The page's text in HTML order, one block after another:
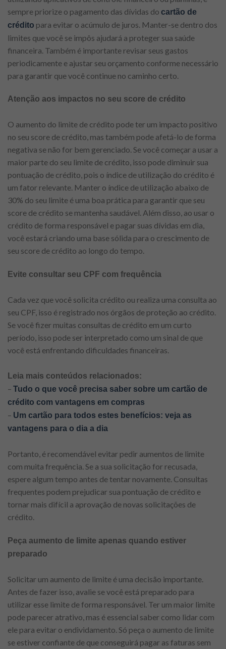
sempre priorize o pagamento das dívidas do cartão de
crédito para evitar o acúmulo de juros. Manter-se dentro dos
limites que você se impôs ajudará a proteger sua saúde
financeira. Também é importante revisar seus gastos
periodicamente e ajustar seu orçamento conforme necessário
para garantir que você continue no caminho certo.
Atenção aos impactos no seu score de crédito
O aumento do limite de crédito pode ter um impacto positivo
no seu score de crédito, mas também pode afetá-lo de forma
negativa se não for bem gerenciado. Se você começar a usar a
maior parte do seu limite de crédito, isso pode diminuir sua
pontuação de crédito, pois o índice de utilização do crédito é
um fator relevante. Manter o índice de utilização abaixo de
30% do seu limite é uma boa prática para garantir que seu
score de crédito se mantenha saudável. Além disso, ao usar o
crédito de forma responsável e pagar suas dívidas em dia,
você estará criando uma base sólida para o crescimento de
seu score de crédito ao longo do tempo.
Evite consultar seu CPF com frequência
Cada vez que você solicita crédito ou realiza uma consulta ao
seu CPF, isso é registrado nos órgãos de proteção ao crédito.
Se você fizer muitas consultas de crédito em um curto
período, isso pode ser interpretado como um sinal de que
você está enfrentando dificuldades financeiras.
Leia mais conteúdos relacionados:
– Tudo o que você precisa saber sobre um cartão de
crédito com vantagens em compras
– Um cartão para todos estes benefícios: veja as
vantagens para o dia a dia
Portanto, é recomendável evitar pedir aumentos de limite
com muita frequência. Se a sua solicitação for recusada,
espere algum tempo antes de tentar novamente. Consultas
frequentes podem prejudicar sua pontuação de crédito e
tornar mais difícil a aprovação de novas solicitações de
crédito.
Peça aumento de limite apenas quando estiver
preparado
Solicitar um aumento de limite é uma decisão importante.
Antes de fazer isso, avalie se você está preparado para
utilizar esse limite de forma responsável. Ter um maior limite
pode parecer atrativo, mas é essencial saber como lidar com
ele para evitar o endividamento. Só peça o aumento de limite
se estiver confiante de que conseguirá pagar as faturas sem